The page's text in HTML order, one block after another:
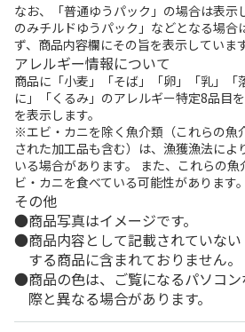
なお、「普通ゆうパック」の場合は表示
のみチルドゆうパック」などとなる場合
ず、商品内容欄にその旨を表示しています
アレルギー情報について
商品に「小麦」「そば」「卵」「乳」「
に」「くるみ」のアレルギー特定8品目
を表示します。
※エビ・カニを除く魚介類（これらの魚
された加工品も含む）は、漁獲漁法によ
いる場合があります。 また、これらの
ビ・カニを食べている可能性があります。
その他
商品写真はイメージです。
商品内容として記載されていな
する商品に含まれておりません。
商品の色は、ご覧になるパソコ
際と異なる場合があります。